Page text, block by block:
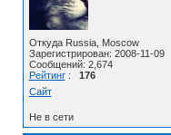
Откуда Russia, Moscow
Зарегистрирован: 2008-11-09
Сообщений: 2,674
Рейтинг: 176
Сайт
Не в сети